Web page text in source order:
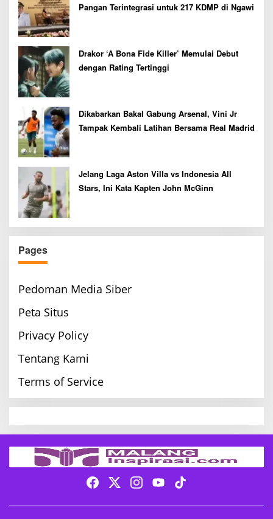
Pangan Terintegrasi untuk 217 KDMP di Ngawi
Drakor ‘A Bona Fide Killer’ Memulai Debut
dengan Rating Tertinggi
Dikabarkan Bakal Gabung Arsenal, Vini Jr
Tampak Kembali Latihan Bersama Real Madrid
Jelang Laga Aston Villa vs Indonesia All
Stars, Ini Kata Kapten John McGinn
Pages
Pedoman Media Siber
Peta Situs
Privacy Policy
Tentang Kami
Terms of Service